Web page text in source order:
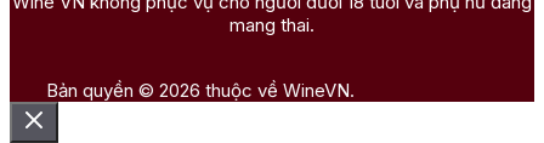
mang thai.
Bản quyền © 2026 thuộc về WineVN.